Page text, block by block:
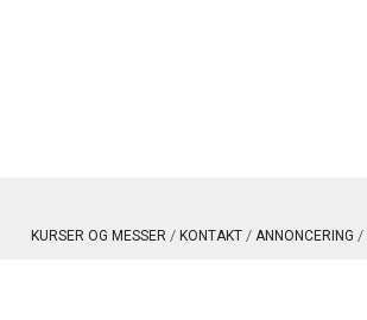
KURSER OG MESSER KONTAKT ANNONCERING